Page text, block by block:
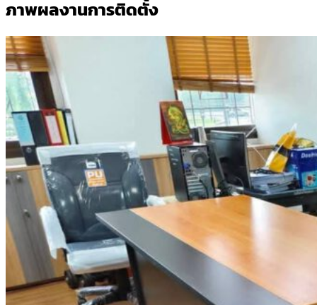
ภาพผลงานการติดตั้ง